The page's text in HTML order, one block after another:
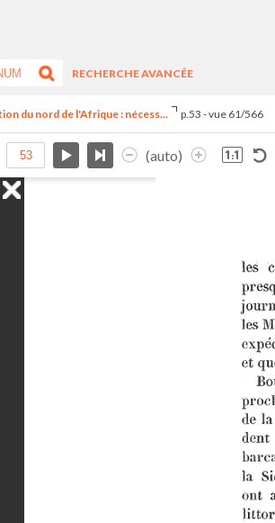
RECHERCHE AVANCÉE
du nord de l'Afrique : nécess... p.53 - vue 61/566
(auto)